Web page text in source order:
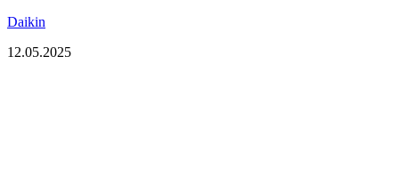
Daikin
12.05.2025